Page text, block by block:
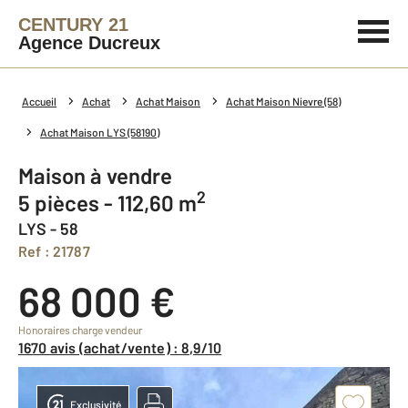
CENTURY 21
Agence Ducreux
Accueil Achat Achat Maison Achat Maison Nievre (58)
Achat Maison LYS (58190)
Maison à vendre
5 pièces - 112,60 m2
LYS - 58
Ref : 21787
68 000 €
Honoraires charge vendeur
1670 avis (achat/vente) : 8,9/10
Exclusivité